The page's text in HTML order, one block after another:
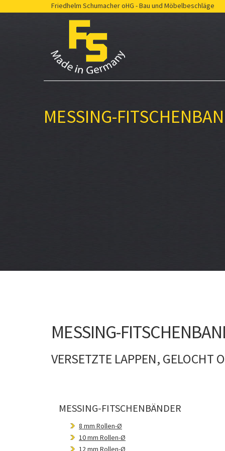
Friedhelm Schumacher oHG - Bau und Möbelbeschläge
MESSING-
MESSING-
VERSETZTE LAPPEN, GELOCHT
MESSING-FITSCHENBÄNDER
8 mm Rollen-Ø
10 mm Rollen-Ø
12 mm Rollen-Ø